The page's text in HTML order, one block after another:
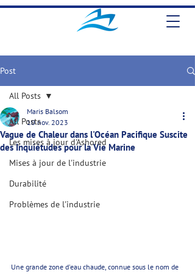
Post
All Posts
Les mises à jour d'Ashored
Mises à jour de l'industrie
Durabilité
Problèmes de l'industrie
All Posts
Vague de Chaleur dans l'Océan Pacifique Suscite
des Inquiétudes pour la Vie Marine
Maris Balsom
10 nov. 2023
Une grande zone d'eau chaude, connue sous le nom de